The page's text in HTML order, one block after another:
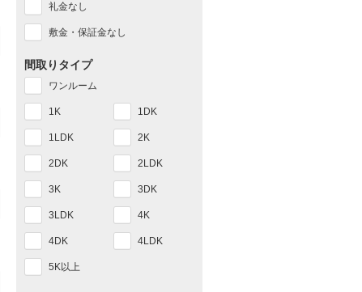
礼金なし
敷金・保証金なし
間取りタイプ
ワンルーム
1K 1DK
1LDK 2K
2DK 2LDK
3K 3DK
3LDK 4K
4DK 4LDK
5K以上